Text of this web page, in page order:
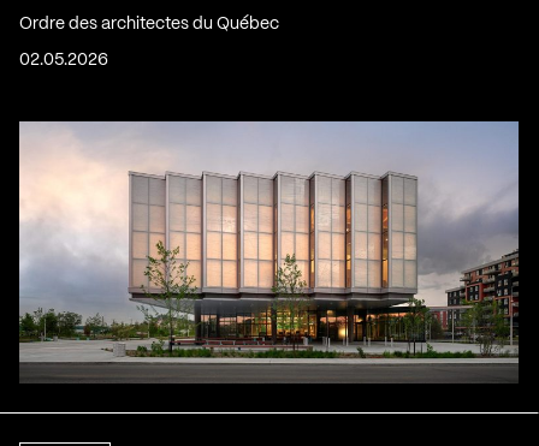
Ordre des architectes du Québec
02.05.2026